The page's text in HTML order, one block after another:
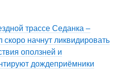
трассе Седанка –
скоро начнут ликвидировать
оползней и
дождеприёмники